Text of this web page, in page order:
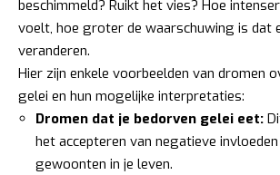
beschimmeld? Ruikt het vies? Hoe
voelt, hoe groter de waarschuwing is dat
veranderen.
Hier zijn enkele voorbeelden van dromen
gelei en hun mogelijke interpretaties:
Dromen dat je bedorven gelei eet:
het accepteren van negatieve
gewoonten in je leven.